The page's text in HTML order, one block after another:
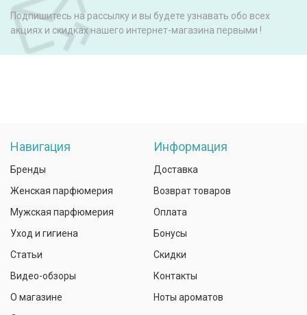
Подпишитесь на рассылку и вы будете узнавать обо всех
акциях и скидках нашего интернет-магазина первыми !
Навигация
Бренды
Женская парфюмерия
Мужская парфюмерия
Уход и гигиена
Статьи
Видео-обзоры
О магазине
Информация
Доставка
Возврат товаров
Оплата
Бонусы
Скидки
Контакты
Ноты ароматов